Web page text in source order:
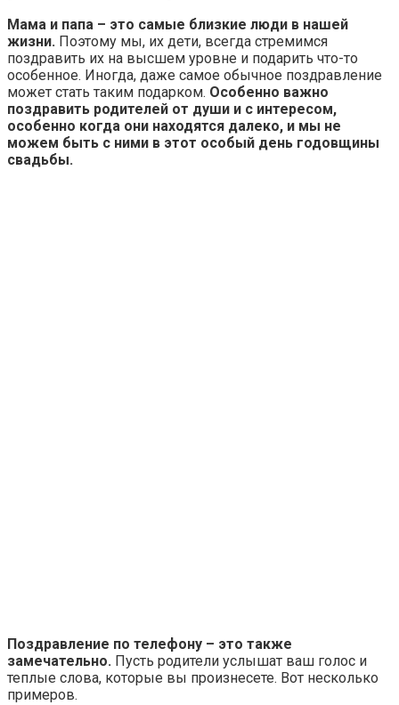
Мама и папа – это самые близкие люди в нашей
жизни. Поэтому мы, их дети, всегда стремимся
поздравить их на высшем уровне и подарить что-то
особенное. Иногда, даже самое обычное поздравление
может стать таким подарком. Особенно важно
поздравить родителей от души и с интересом,
особенно когда они находятся далеко, и мы не
можем быть с ними в этот особый день годовщины
свадьбы.
Поздравление по телефону – это также
замечательно. Пусть родители услышат ваш голос и
теплые слова, которые вы произнесете. Вот несколько
примеров.